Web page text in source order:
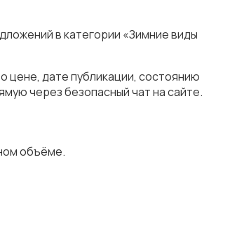
в категории «Зимние виды
цене, дате публикации, состоянию
через безопасный чат на сайте.
объёме.